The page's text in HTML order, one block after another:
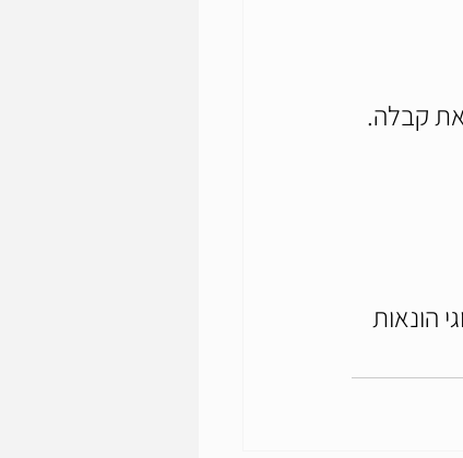
קבלה.
פרק 4, סוגי הונאות